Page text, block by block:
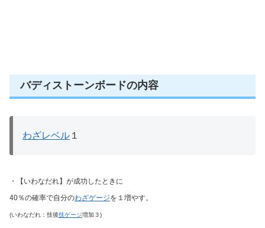
バディストーンボードの内容
わざレベル １
・【いわなだれ】が成功したときに
40％の確率で自分のわざゲージを１増やす。
(いわなだれ：技後技ゲージ増加３)